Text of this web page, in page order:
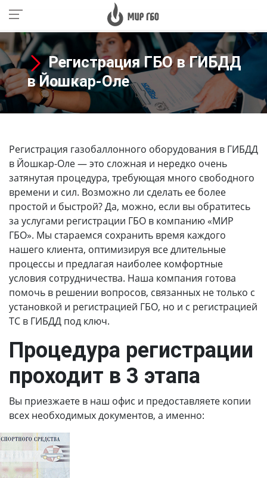
Регистрация ГБО в ГИБДД
в Йошкар-Оле
Регистрация газобаллонного оборудования в ГИБДД
в Йошкар-Оле— это сложная и нередко очень
затянутая процедура, требующая много свободного
времени и сил. Возможно ли сделать ее более
простой и быстрой? Да, можно, если вы обратитесь
за услугами регистрации ГБО в компанию «МИР
ГБО». Мы стараемся сохранить время каждого
нашего клиента, оптимизируя все длительные
процессы и предлагая наиболее комфортные
условия сотрудничества. Наша компания готова
помочь в решении вопросов, связанных не только с
установкой и регистрацией ГБО, но и с регистрацией
ТС в ГИБДД под ключ.
Процедура регистрации
проходит в 3 этапа
Вы приезжаете в наш офис и предоставляете копии
всех необходимых документов, а именно: